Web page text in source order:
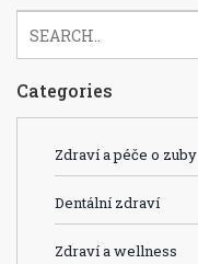
Categories
Zdraví a péče o zuby
Dentální zdraví
Zdraví a wellness